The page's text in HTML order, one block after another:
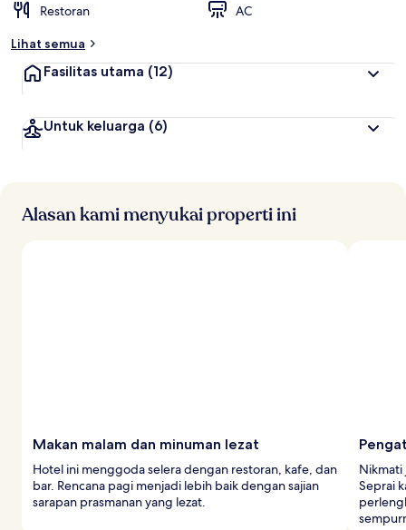
Restoran
AC
Lihat semua
Fasilitas utama (12)
Untuk keluarga (6)
Alasan kami menyukai properti ini
Makan malam dan minuman lezat
Hotel ini menggoda selera dengan restoran, kafe, dan
bar. Rencana pagi menjadi lebih baik dengan sajian
sarapan prasmanan yang lezat.
Nikmati
Seprai